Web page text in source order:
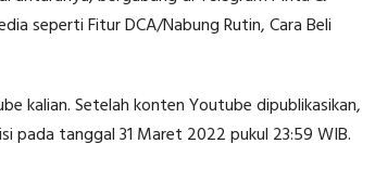
seperti Fitur DCA/Nabung Rutin, Cara Beli
kalian. Setelah konten Youtube dipublikasikan,
pada tanggal 31 Maret 2022 pukul 23:59 WIB.